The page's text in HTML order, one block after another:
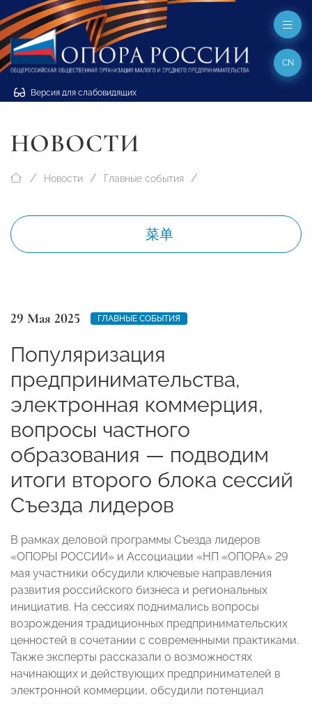
Версия для слабовидящих
CN
НОВОСТИ
Новости Главные события
菜单
29 Мая 2025 ГЛАВНЫЕ СОБЫТИЯ
Популяризация
предпринимательства,
электронная коммерция,
вопросы частного
образования — подводим
итоги второго блока сессий
Съезда лидеров
В рамках деловой программы Съезда лидеров
«ОПОРЫ РОССИИ» и Ассоциации «НП «ОПОРА» 29
мая участники обсудили ключевые направления
развития российского бизнеса и региональных
инициатив. На сессиях поднимались вопросы
возрождения традиционных предпринимательских
ценностей в сочетании с современными практиками.
Также эксперты рассказали о возможностях
начинающих и действующих предпринимателей в
электронной коммерции, обсудили потенциал